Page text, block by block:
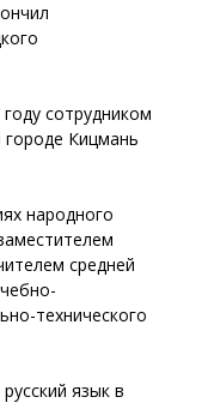
сотрудником
городе Кицмань
народного
средней
технического
язык в